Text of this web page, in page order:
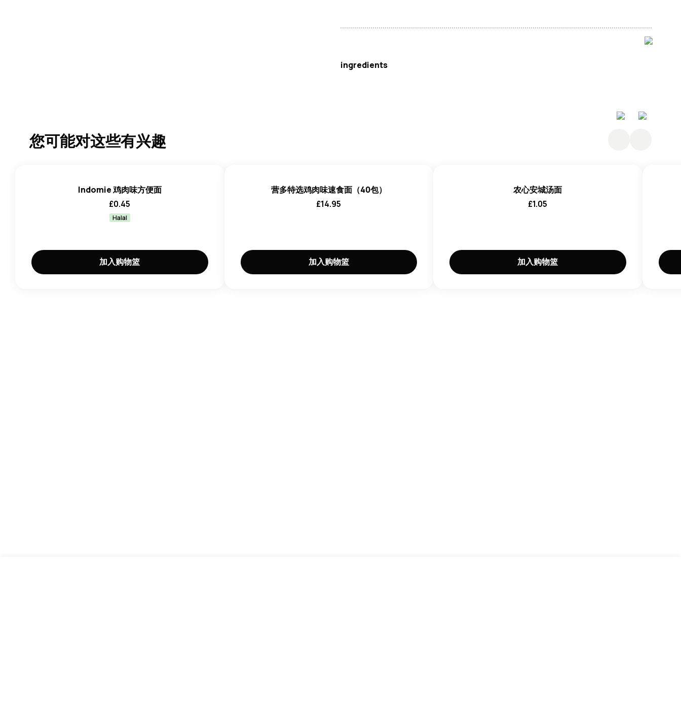
ingredients
您可能对这些有兴趣
Indomie 鸡肉味方便面
£0.45
Halal
加入购物篮
营多特选鸡肉味速食面（40包）
£14.95
加入购物篮
农心安城汤面
£1.05
加入购物篮